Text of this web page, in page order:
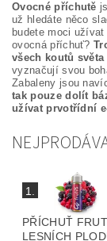
Ovocné příchutě
už hledáte něco
budete moci
ovocná příchuť?
všech koutů světa
vyznačují svou
Zabaleny jsou
tak pouze dolít
užívat prvotřídní
1.
PŘÍCHUŤ
LESNÍCH